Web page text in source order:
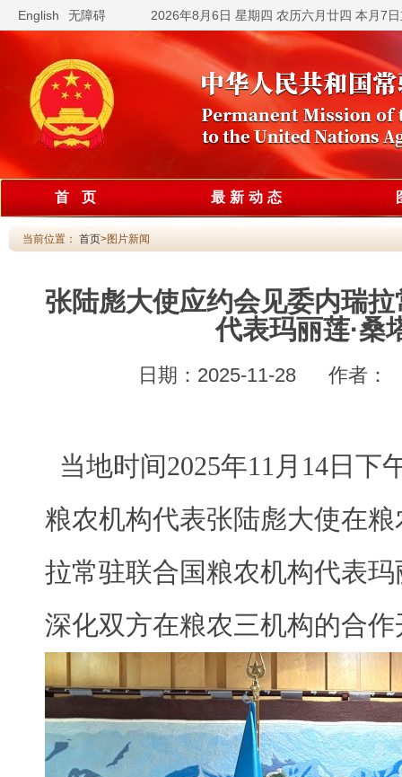
English 无障碍 2026年8月6日 星期四 农历六月廿四 本月7
首 页 最新动态
当前位置： 首页>图片新闻
张陆彪大使应约会见委内瑞
代表玛丽莲·桑
日期：2025-11-28 作者
当地时间2025年11月14日下
粮农机构代表张陆彪大使在
拉常驻联合国粮农机构代表玛
深化双方在粮农三机构的合